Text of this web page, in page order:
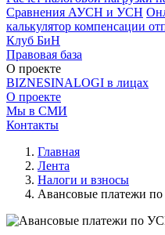
Сравнения АУСН и УСН
калькулятор компенсации
Клуб БиН
Правовая база
О проекте
BIZNESINALOGI в лицах
О проекте
Мы в СМИ
Контакты
Главная
Лента
Налоги и взносы
Авансовые платежи